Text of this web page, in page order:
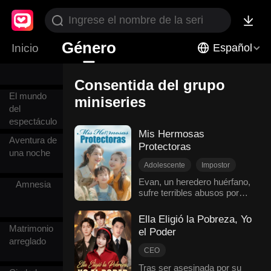
Inicio Género Español
Diferencia
de edad
Asesino
El mundo
del
espectáculo
Aventura de
una noche
Amnesia
Matrimonio
arreglado
Consentida del grupo
miniseries
Mis Hermosas
Protectoras
Adolescente
Impostor
Consentida del grupo
Contraataque
Relaciones familiares
Romance moderno
Evan, un heredero huérfano,
sufre terribles abusos por
Su suerte cambia cuando
sus cuatro hermosas y
todopoderosas tías lo
encuentran. Llenándolo de
Ella Eligió la Pobreza, Yo
el Poder
CEO
Tras ser asesinada por su